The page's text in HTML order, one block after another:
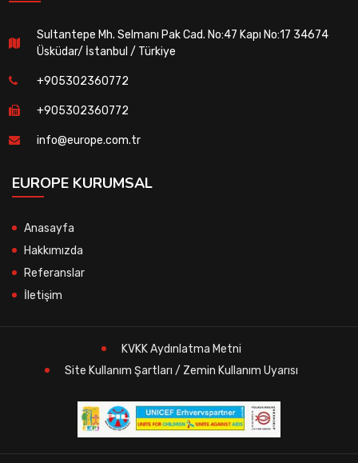
Sultantepe Mh. Selmanı Pak Cad. No:47 Kapı No:17 34674
Üsküdar/ İstanbul / Türkiye
+905302360772
+905302360772
info@europe.com.tr
EUROPE KURUMSAL
Anasayfa
Hakkımızda
Referanslar
İletişim
KVKK Aydınlatma Metni
Site Kullanım Şartları / Zemin Kullanım Uyarısı